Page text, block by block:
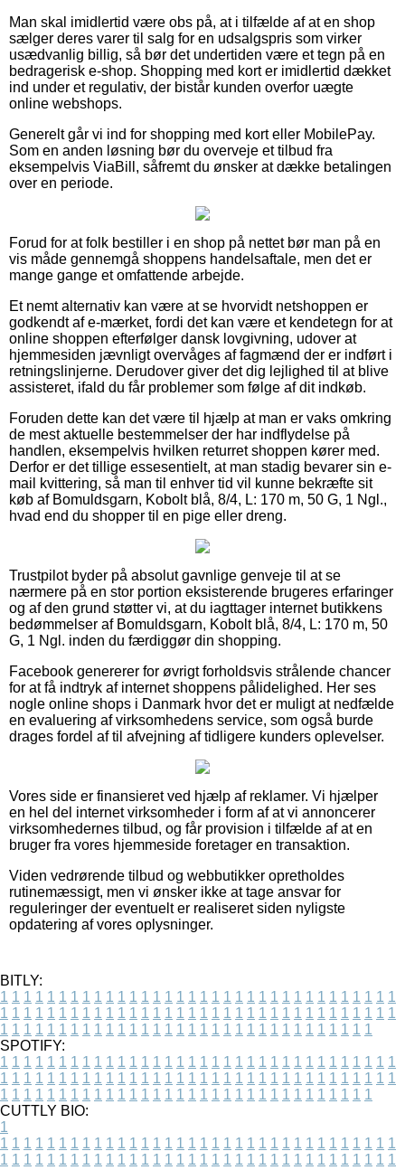
Man skal imidlertid være obs på, at i tilfælde af at en shop
sælger deres varer til salg for en udsalgspris som virker
usædvanlig billig, så bør det undertiden være et tegn på en
bedragerisk e-shop. Shopping med kort er imidlertid dækket
ind under et regulativ, der bistår kunden overfor uægte
online webshops.
Generelt går vi ind for shopping med kort eller MobilePay.
Som en anden løsning bør du overveje et tilbud fra
eksempelvis ViaBill, såfremt du ønsker at dække betalingen
over en periode.
Forud for at folk bestiller i en shop på nettet bør man på en
vis måde gennemgå shoppens handelsaftale, men det er
mange gange et omfattende arbejde.
Et nemt alternativ kan være at se hvorvidt netshoppen er
godkendt af e-mærket, fordi det kan være et kendetegn for at
online shoppen efterfølger dansk lovgivning, udover at
hjemmesiden jævnligt overvåges af fagmænd der er indført i
retningslinjerne. Derudover giver det dig lejlighed til at blive
assisteret, ifald du får problemer som følge af dit indkøb.
Foruden dette kan det være til hjælp at man er vaks omkring
de mest aktuelle bestemmelser der har indflydelse på
handlen, eksempelvis hvilken returret shoppen kører med.
Derfor er det tillige essesentielt, at man stadig bevarer sin e-
mail kvittering, så man til enhver tid vil kunne bekræfte sit
køb af Bomuldsgarn, Kobolt blå, 8/4, L: 170 m, 50 G, 1 Ngl.,
hvad end du shopper til en pige eller dreng.
Trustpilot byder på absolut gavnlige genveje til at se
nærmere på en stor portion eksisterende brugeres erfaringer
og af den grund støtter vi, at du iagttager internet butikkens
bedømmelser af Bomuldsgarn, Kobolt blå, 8/4, L: 170 m, 50
G, 1 Ngl. inden du færdiggør din shopping.
Facebook genererer for øvrigt forholdsvis strålende chancer
for at få indtryk af internet shoppens pålidelighed. Her ses
nogle online shops i Danmark hvor det er muligt at nedfælde
en evaluering af virksomhedens service, som også burde
drages fordel af til afvejning af tidligere kunders oplevelser.
Vores side er finansieret ved hjælp af reklamer. Vi hjælper
en hel del internet virksomheder i form af at vi annoncerer
virksomhedernes tilbud, og får provision i tilfælde af at en
bruger fra vores hjemmeside foretager en transaktion.
Viden vedrørende tilbud og webbutikker opretholdes
rutinemæssigt, men vi ønsker ikke at tage ansvar for
reguleringer der eventuelt er realiseret siden nyligste
opdatering af vores oplysninger.
BITLY:
1 1 1 1 1 1 1 1 1 1 1 1 1 1 1 1 1 1 1 1 1 1 1 1 1 1 1 1 1 1 1 1 1 1
1 1 1 1 1 1 1 1 1 1 1 1 1 1 1 1 1 1 1 1 1 1 1 1 1 1 1 1 1 1 1 1 1 1
1 1 1 1 1 1 1 1 1 1 1 1 1 1 1 1 1 1 1 1 1 1 1 1 1 1 1 1 1 1 1 1
SPOTIFY:
1 1 1 1 1 1 1 1 1 1 1 1 1 1 1 1 1 1 1 1 1 1 1 1 1 1 1 1 1 1 1 1 1 1
1 1 1 1 1 1 1 1 1 1 1 1 1 1 1 1 1 1 1 1 1 1 1 1 1 1 1 1 1 1 1 1 1 1
1 1 1 1 1 1 1 1 1 1 1 1 1 1 1 1 1 1 1 1 1 1 1 1 1 1 1 1 1 1 1 1
CUTTLY BIO:
1
1 1 1 1 1 1 1 1 1 1 1 1 1 1 1 1 1 1 1 1 1 1 1 1 1 1 1 1 1 1 1 1 1 1
1 1 1 1 1 1 1 1 1 1 1 1 1 1 1 1 1 1 1 1 1 1 1 1 1 1 1 1 1 1 1 1 1 1